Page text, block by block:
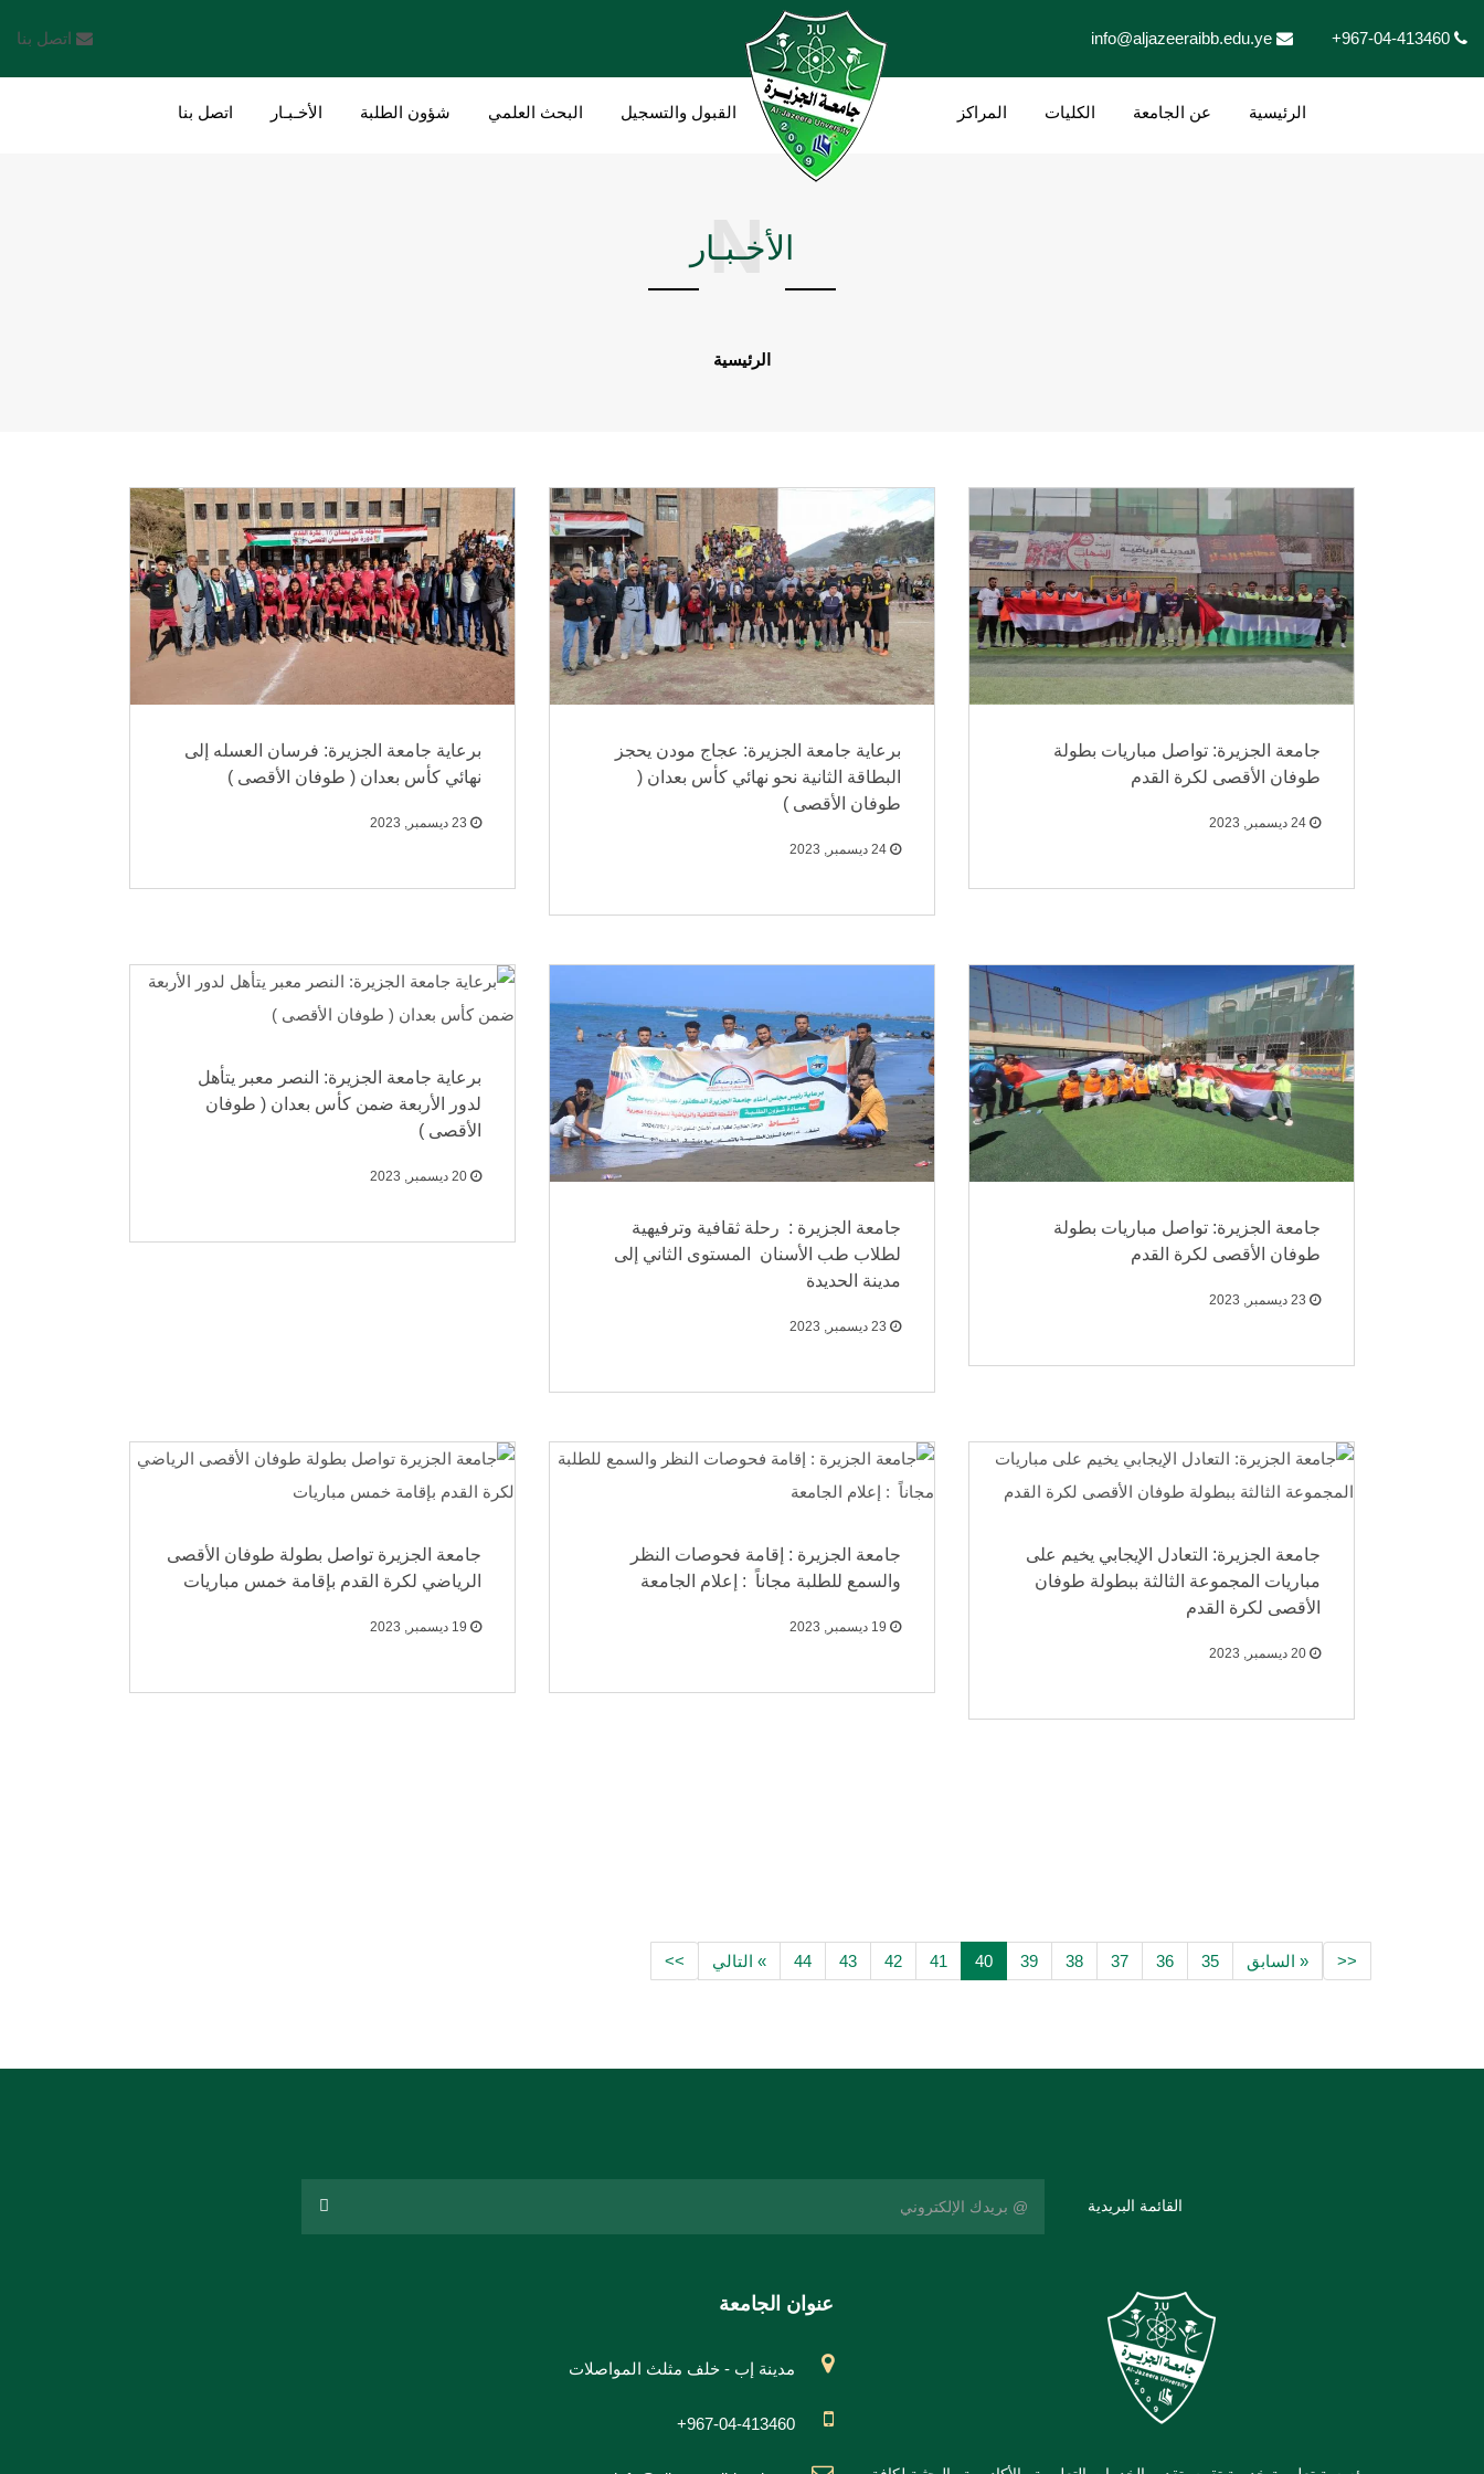
+967-04-413460 اتصل بنا
الرئيسية عن الجامعة الكليات المراكز القبول والتسجيل البحث العلمي شؤون الطلبة الأخـبـار اتصل بنا
الأخـبـار
N
الرئيسية
جامعة الجزيرة: تواصل مباريات بطولة
طوفان الأقصى لكرة القدم
برعاية جامعة الجزيرة: عجاج مودن يحجز
البطاقة الثانية نحو نهائي كأس بعدان (
طوفان الأقصى )
برعاية جامعة الجزيرة: فرسان العسله إلى
نهائي كأس بعدان ( طوفان الأقصى )
جامعة الجزيرة: تواصل مباريات بطولة
طوفان الأقصى لكرة القدم
جامعة الجزيرة : رحلة ثقافية وترفيهية
لطلاب طب الأسنان المستوى الثاني إلى
مدينة الحديدة
برعاية جامعة الجزيرة: النصر معبر يتأهل
لدور الأربعة ضمن كأس بعدان ( طوفان
الأقصى )
جامعة الجزيرة: التعادل الإيجابي يخيم على
مباريات المجموعة الثالثة ببطولة طوفان
الأقصى لكرة القدم
جامعة الجزيرة : إقامة فحوصات النظر
والسمع للطلبة مجاناً : إعلام الجامعة
جامعة الجزيرة تواصل بطولة طوفان الأقصى
الرياضي لكرة القدم بإقامة خمس مباريات
<< « السابق 35
36
37
38
39
40
41
42
43
44 » التالي >>
القائمة البريدية
عنوان الجامعة
مدينة إب - خلف مثلث المواصلات
+967-04-413460